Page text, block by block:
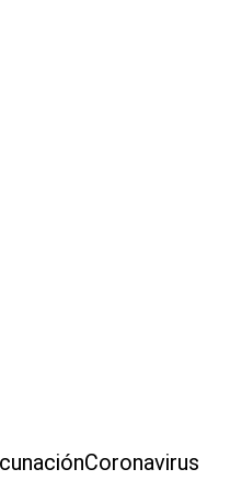
Coronavirus